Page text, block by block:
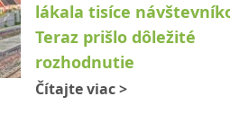
lákala tisíce
Teraz prišlo dôležité
rozhodnutie
Čítajte viac>